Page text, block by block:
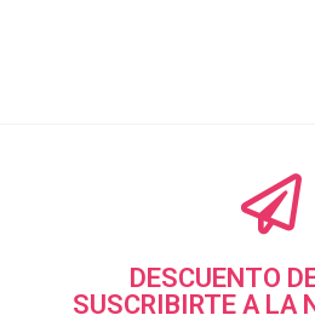
DESCUENTO
SUSCRIBIRTE A LA